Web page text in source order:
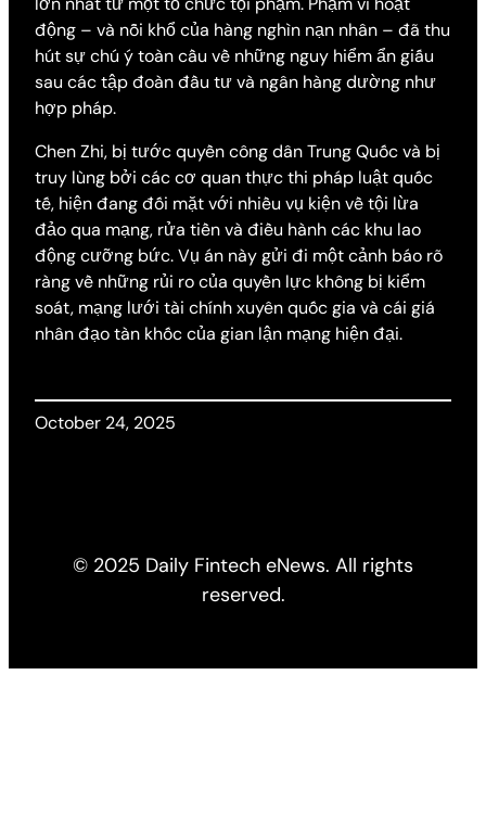
động – và nỗi khổ của hàng nghìn nạn nhân – đã thu
hút sự chú ý toàn cầu về những nguy hiểm ẩn giấu
sau các tập đoàn đầu tư và ngân hàng dường như
hợp pháp.
Chen Zhi, bị tước quyền công dân Trung Quốc và bị
truy lùng bởi các cơ quan thực thi pháp luật quốc
tế, hiện đang đối mặt với nhiều vụ kiện về tội lừa
đảo qua mạng, rửa tiền và điều hành các khu lao
động cưỡng bức. Vụ án này gửi đi một cảnh báo rõ
ràng về những rủi ro của quyền lực không bị kiểm
soát, mạng lưới tài chính xuyên quốc gia và cái giá
nhân đạo tàn khốc của gian lận mạng hiện đại.
October 24, 2025
© 2025 Daily Fintech eNews. All rights
reserved.